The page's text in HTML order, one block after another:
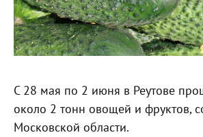
С 28 мая по 2 июня в Реутове
около 2 тонн овощей и фруктов,
Московской области.